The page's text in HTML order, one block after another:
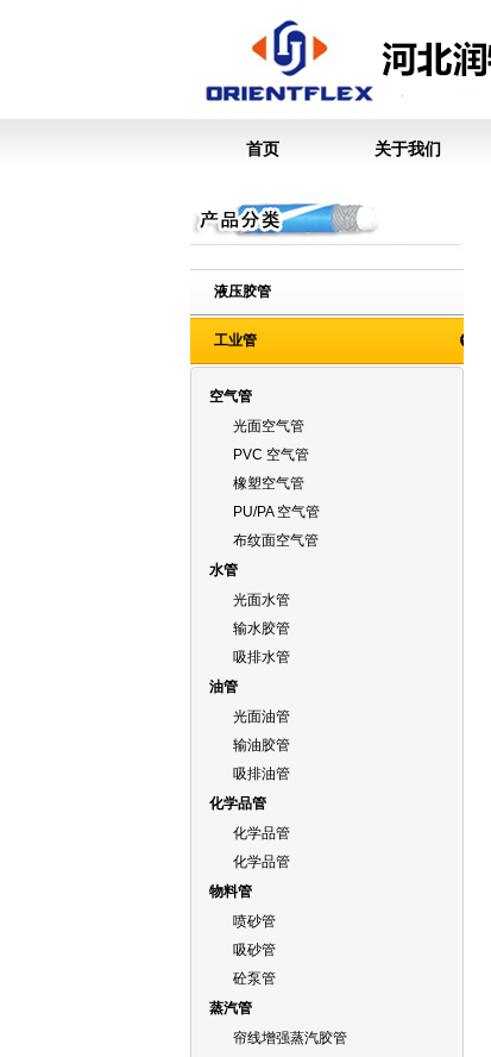
首页 关于我们
液压胶管
工业管
空气管
光面空气管
PVC 空气管
橡塑空气管
PU/PA 空气管
布纹面空气管
水管
光面水管
输水胶管
吸排水管
油管
光面油管
输油胶管
吸排油管
化学品管
化学品管
化学品管
物料管
喷砂管
吸砂管
砼泵管
蒸汽管
帘线增强蒸汽胶管